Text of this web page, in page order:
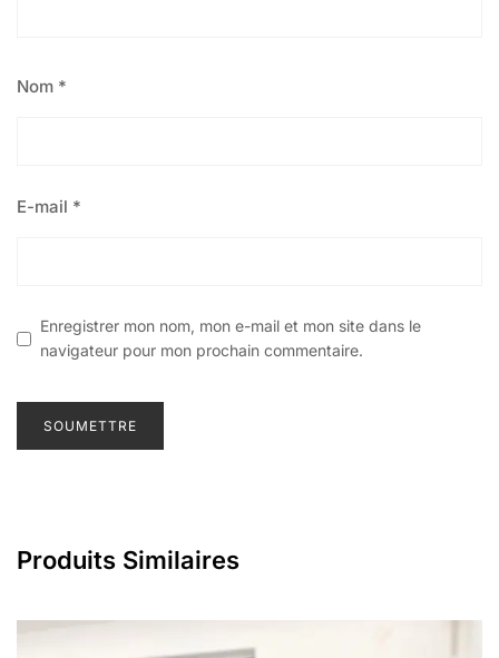
Nom *
E-mail *
Enregistrer mon nom, mon e-mail et mon site dans le
navigateur pour mon prochain commentaire.
Produits Similaires